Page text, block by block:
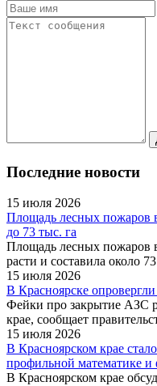
Последние новости
15 июля 2026
Площадь лесных пожаров
до 73 тыс. га
Площадь лесных пожаров
расти и составила около
15 июля 2026
В Красноярске
Фейки про закрытие АЗС
крае, сообщает
15 июля 2026
В Красноярском крае
профильной математике и
В Красноярском крае